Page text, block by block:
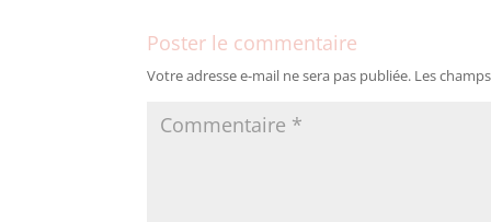
Poster le commentaire
Votre adresse e-mail ne sera pas publiée. Les